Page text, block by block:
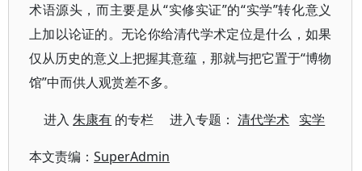
术语源头，而主要是从“实修实证”的“实学”转化意义
上加以论证的。无论你给清代学术定位是什么，如果
仅从历史的意义上把握其意蕴，那就与把它置于“博物
馆”中而供人观赏差不多。
进入朱康有 的专栏 进入专题：清代学术 实学
本文责编： SuperAdmin